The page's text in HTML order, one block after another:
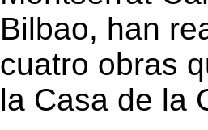
Bilbao, han
cuatro obras
la Casa de la